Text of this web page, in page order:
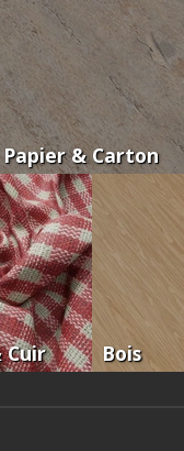
Papier & Carton
Cuir Bois